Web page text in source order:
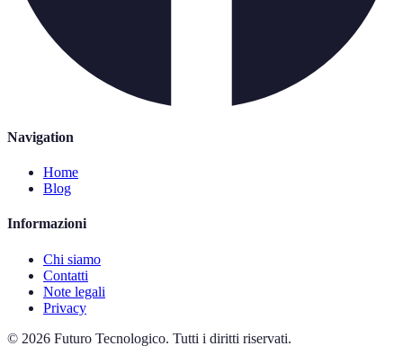
Navigation
Home
Blog
Informazioni
Chi siamo
Contatti
Note legali
Privacy
© 2026 Futuro Tecnologico. Tutti i diritti riservati.